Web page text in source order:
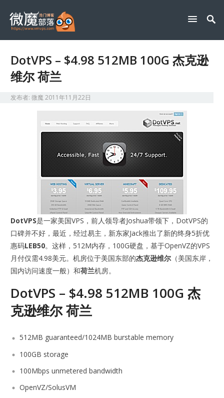
DotVPS – $4.98 512MB 100G 杰克逊
维尔 荷兰
发布者:微魔2011年11月22日
DotVPS是一家美国VPS，前人领导者Joshua带领下，DotVPS的
口碑并不好，最近，经过易主，新东家Jack推出了新的终身5折优
惠码LEB50。这样，512M内存，100G硬盘，基于OpenVZ的VPS
月付仅需4.98美元。机房位于美国东部的杰克逊维尔 （美国东岸，
国内访问速度一般）和荷兰机房。
DotVPS – $4.98 512MB 100G 杰
克逊维尔 荷兰
512MB guaranteed/1024MB burstable memory
100GB storage
100Mbps unmetered bandwidth
OpenVZ/SolusVM